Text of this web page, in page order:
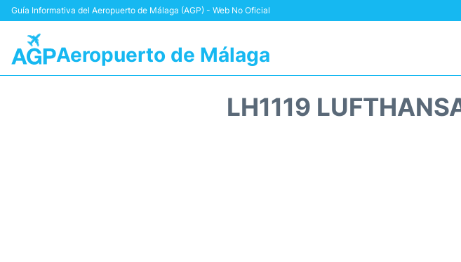
Guía Informativa del Aeropuerto de Málaga (AGP) - Web No Oficial
Aeropuerto de Málaga
LH1119